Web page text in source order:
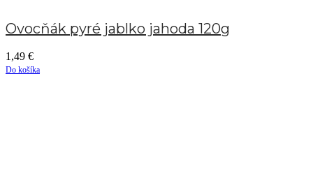
Ovocňák pyré jablko jahoda 120g
1,49 €
Do košíka